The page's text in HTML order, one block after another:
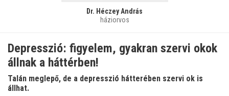
Dr. Héczey András
háziorvos
Depresszió: figyelem, gyakran szervi okok
állnak a háttérben!
Talán meglepő, de a depresszió hátterében szervi ok is
állhat.